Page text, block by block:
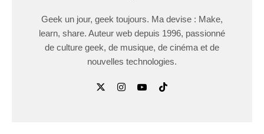
Geek un jour, geek toujours. Ma devise : Make,
learn, share. Auteur web depuis 1996, passionné
de culture geek, de musique, de cinéma et de
nouvelles technologies.